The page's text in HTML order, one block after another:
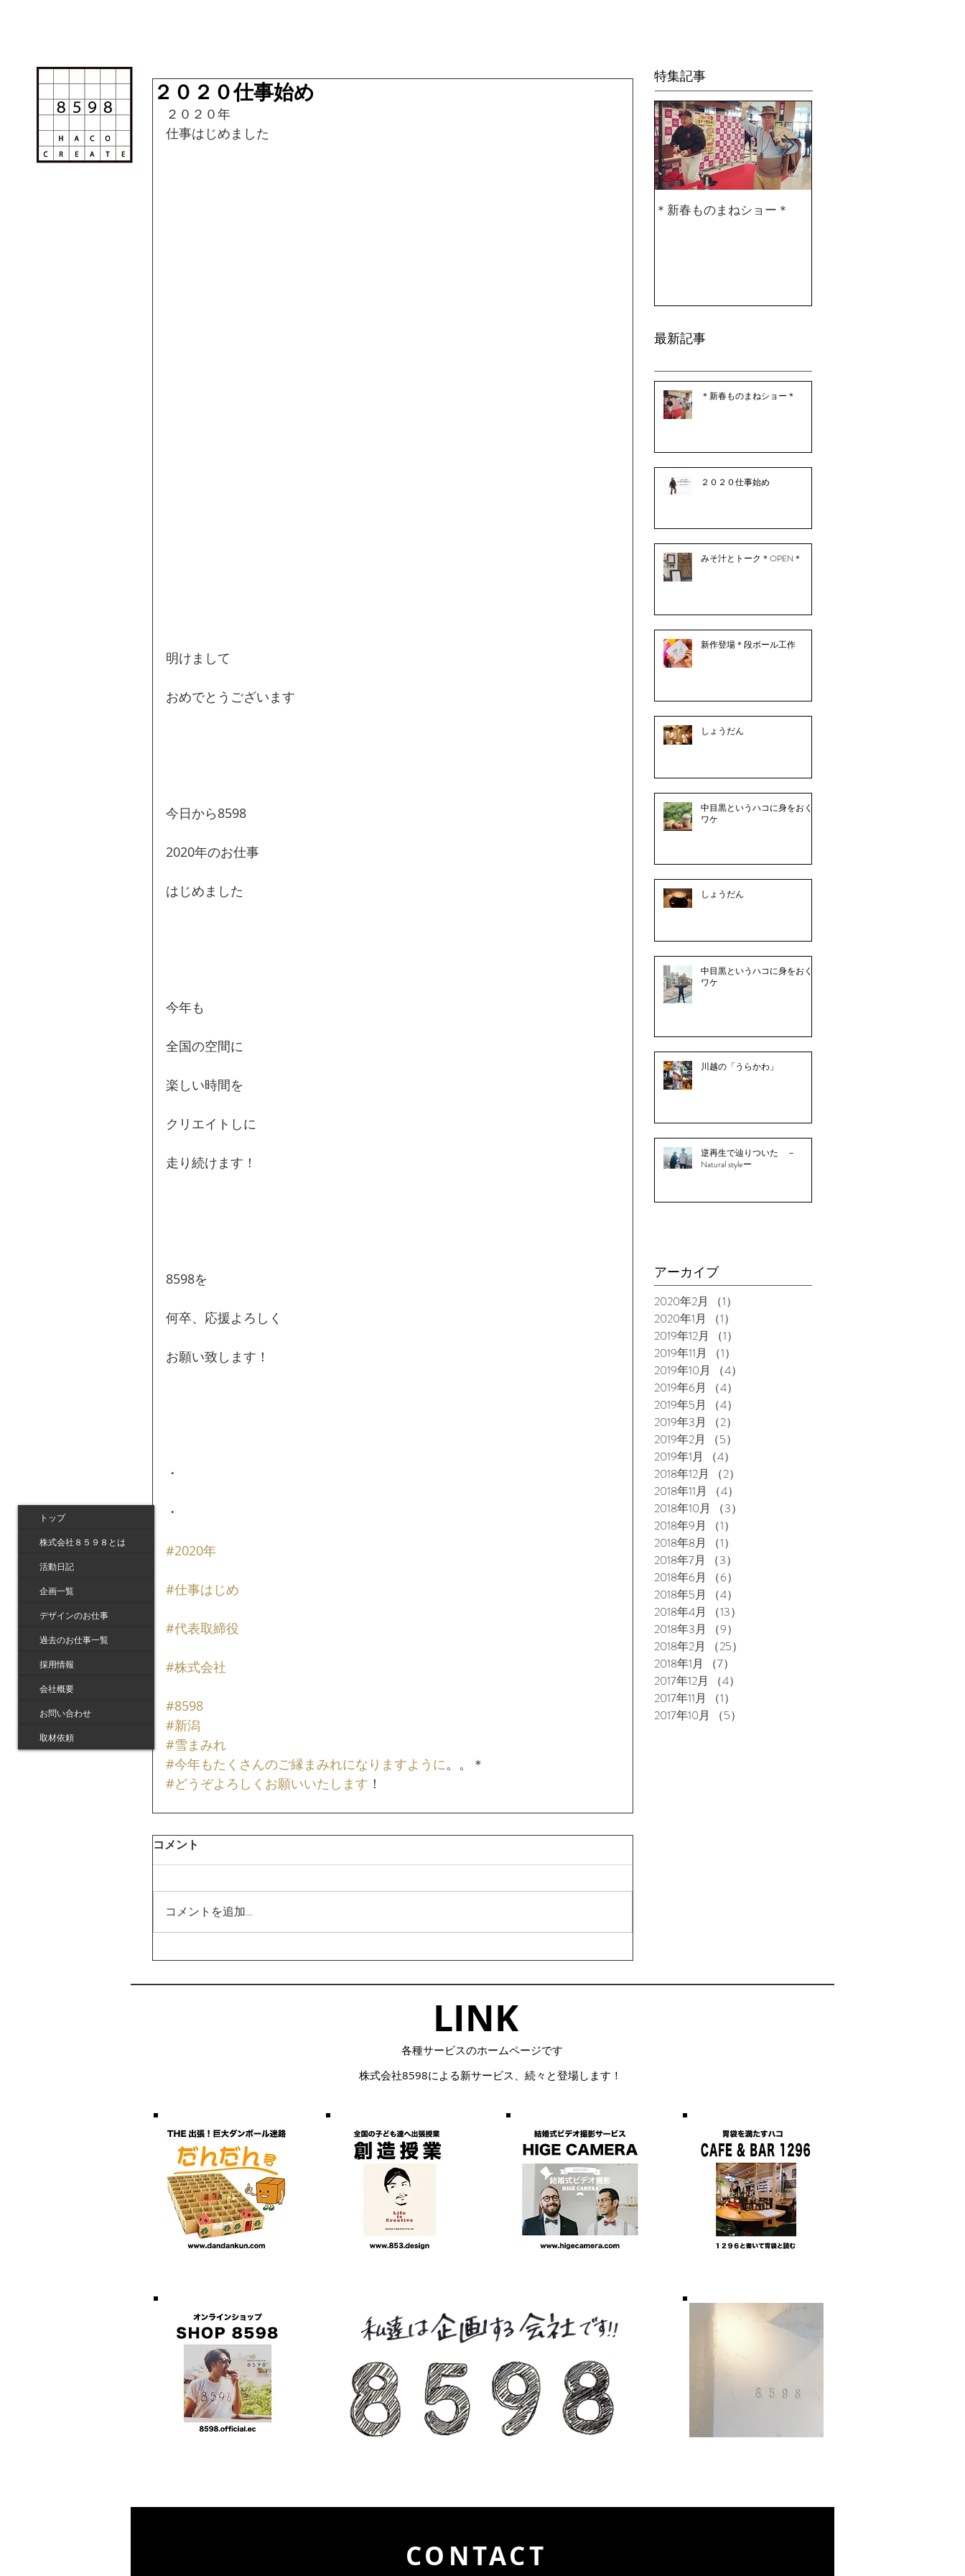
トップ
株式会社８５９８とは
活動日記
企画一覧
デザインのお仕事
過去のお仕事一覧
採用情報
会社概要
お問い合わせ
取材依頼
２０２０仕事始め
２０２０年
仕事はじめました
明けまして
おめでとうございます
今日から8598
2020年のお仕事
はじめました
今年も
全国の空間に
楽しい時間を
クリエイトしに
走り続けます！
8598を
何卒、応援よろしく
お願い致します！
・
・
#2020年
#仕事はじめ
#代表取締役
#株式会社
#8598
#新潟
#雪まみれ
#今年もたくさんのご縁まみれになりますように。。＊
#どうぞよろしくお願いいたします ！
コメント
コメントを追加…
特集記事
＊新春ものまねショー＊
最新記事
＊新春ものまねショー＊
２０２０仕事始め
みそ汁とトーク＊OPEN＊
新作登場＊段ボール工作
しょうだん
中目黒というハコに身をおく
ワケ
しょうだん
中目黒というハコに身をおく
ワケ
川越の「うらかわ」
逆再生で辿りついた －
Natural styleー
アーカイブ
2020年2月 （1）
2020年1月
（1）
2019年12月
（1）
2019年11月
（1）
2019年10月
（4）
2019年6月
（4）
2019年5月
（4）
2019年3月
（2）
2019年2月
（5）
2019年1月
（4）
2018年12月
（2）
2018年11月
（4）
2018年10月
（3）
2018年9月
（1）
2018年8月
（1）
2018年7月
（3）
2018年6月
（6）
2018年5月
（4）
2018年4月
（13）
2018年3月
（9）
2018年2月
（25）
2018年1月
（7）
2017年12月
（4）
2017年11月
（1）
2017年10月
（5）
LINK​
​各種サービスのホームページです
株式会社8598による​新サービス、続々と登場します！
CONTACT